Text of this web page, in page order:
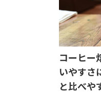
コーヒー
いやすさ
と比べや